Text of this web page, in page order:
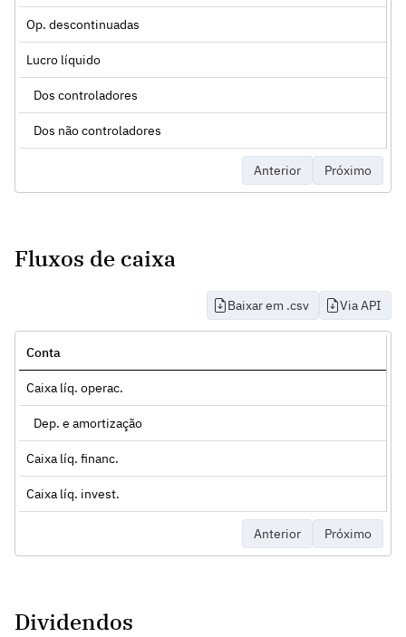
Op. descontinuadas
Lucro líquido
Dos controladores
Dos não controladores
Anterior Próximo
Fluxos de caixa
Baixar em .csv Via API
Conta
Caixa líq. operac.
Dep. e amortização
Caixa líq. financ.
Caixa líq. invest.
Anterior Próximo
Dividendos